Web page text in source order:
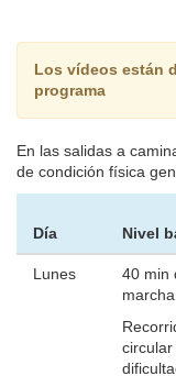
Los vídeos están
programa
En las salidas a
de condición física
Día Nivel
Lunes
40 min
marcha.
circular